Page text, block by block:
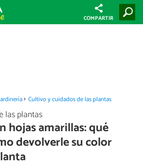
COMPARTIR
Cultivo y cuidados de las plantas
las plantas
hojas amarillas: qué
devolverle su color